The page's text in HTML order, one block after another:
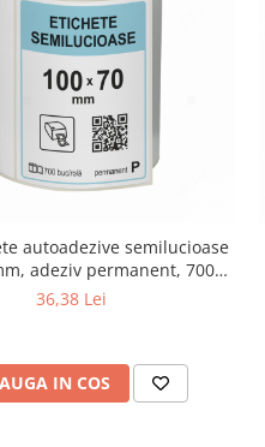
autoadezive semilucioase
adeziv permanent, 700
etichete/rola
36,38 Lei
IN COS